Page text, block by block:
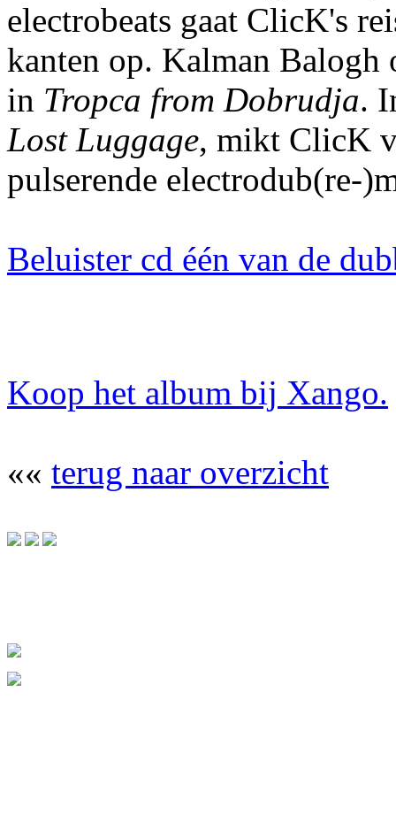
electrobeats gaat ClicK's
kanten op. Kalman Balogh
in Tropca from Dobrudja.
Lost Luggage, mikt ClicK
pulserende electrodub(re-
Beluister cd één van de
Koop het album bij Xango.
«« terug naar overzicht